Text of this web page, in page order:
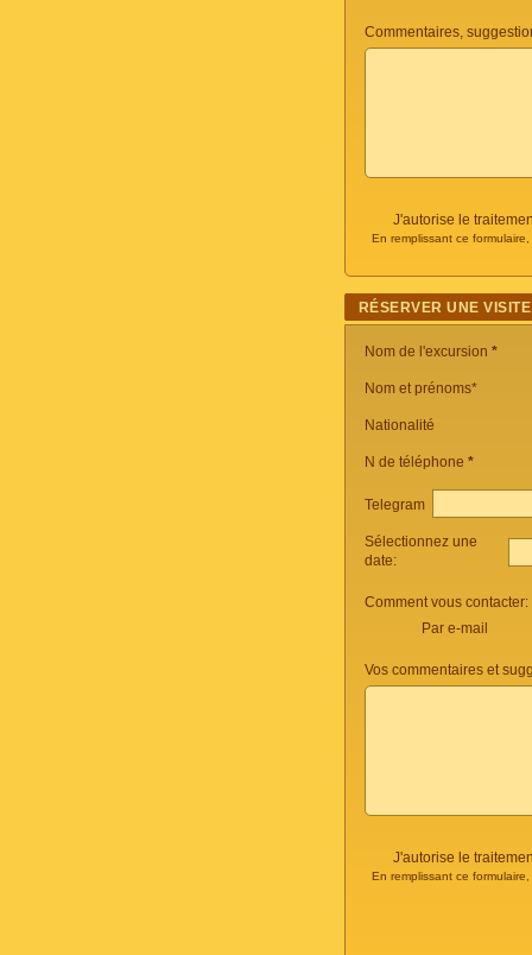
Commentaires,
J'autorise le
En remplissant ce
RÉSERVER UNE
Nom de l'excursion *
Nom et prénoms*
Nationalité
N de téléphone *
Telegram
Sélectionnez une
date:
Comment vous contacter:
Par e-mail
Vos commentaires et
J'autorise le
En remplissant ce